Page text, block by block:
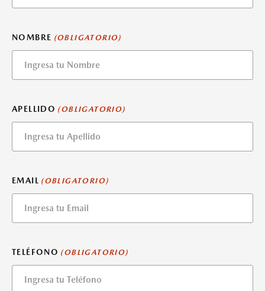
NOMBRE (OBLIGATORIO)
APELLIDO (OBLIGATORIO)
EMAIL (OBLIGATORIO)
TELÉFONO (OBLIGATORIO)